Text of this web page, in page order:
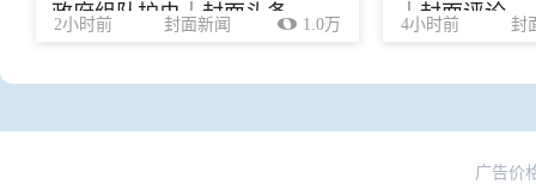
政府组队护虫｜封面头条
2小时前 封面新闻 1.0万
｜封面评论
4小时前 封
广告价